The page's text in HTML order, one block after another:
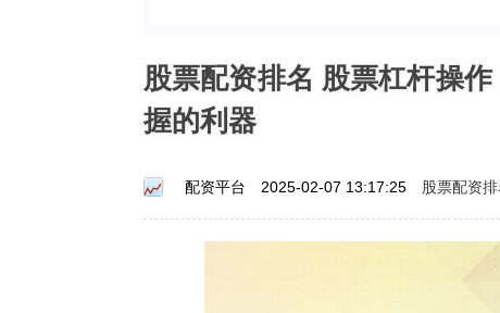
股票配资排名 股票杠杆操
握的利器
配资平台 2025-02-07 13:17:25 股票配资排